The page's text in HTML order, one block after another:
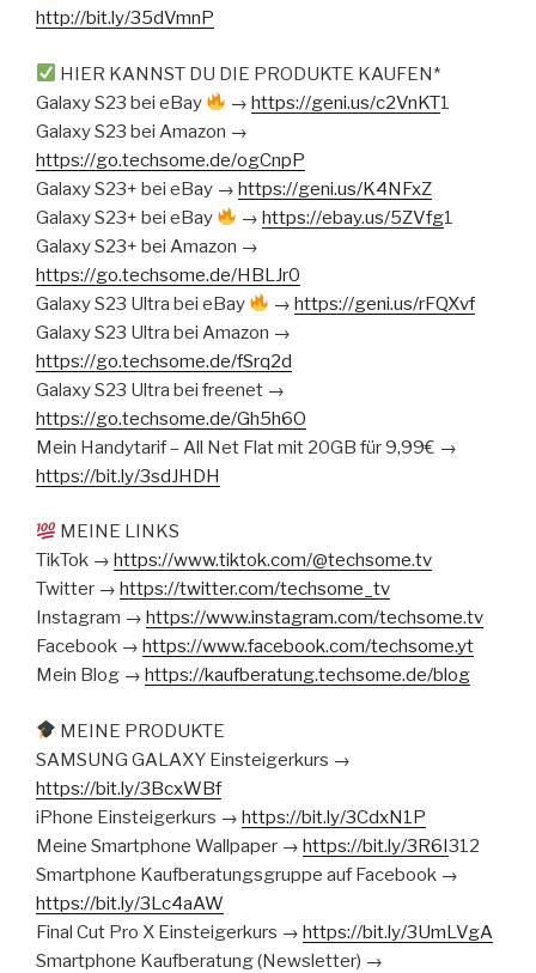
http://bit.ly/35dVmnP
HIER KANNST DU DIE PRODUKTE KAUFEN*
Galaxy S23 bei eBay
→https://geni.us/c2VnKT1
Galaxy S23 bei Amazon →
https://go.techsome.de/ogCnpP
Galaxy S23+ bei eBay → https://geni.us/K4NFxZ
Galaxy S23+ bei eBay
→https://ebay.us/5ZVfg1
Galaxy S23+ bei Amazon →
https://go.techsome.de/HBLJr0
Galaxy S23 Ultra bei eBay
→https://geni.us/rFQXvf
Galaxy S23 Ultra bei Amazon →
https://go.techsome.de/fSrq2d
Galaxy S23 Ultra bei freenet →
https://go.techsome.de/Gh5h6O
Mein Handytarif – All Net Flat mit 20GB für 9,99€ →
https://bit.ly/3sdJHDH
MEINE LINKS
TikTok → https://www.tiktok.com/@techsome.tv
Twitter → https://twitter.com/techsome_tv
Instagram → https://www.instagram.com/techsome.tv
Facebook → https://www.facebook.com/techsome.yt
Mein Blog → https://kaufberatung.techsome.de/blog
MEINE PRODUKTE
SAMSUNG GALAXY Einsteigerkurs →
https://bit.ly/3BcxWBf
iPhone Einsteigerkurs → https://bit.ly/3CdxN1P
Meine Smartphone Wallpaper → https://bit.ly/3R6I312
Smartphone Kaufberatungsgruppe auf Facebook →
https://bit.ly/3Lc4aAW
Final Cut Pro X Einsteigerkurs → https://bit.ly/3UmLVgA
Smartphone Kaufberatung (Newsletter) →